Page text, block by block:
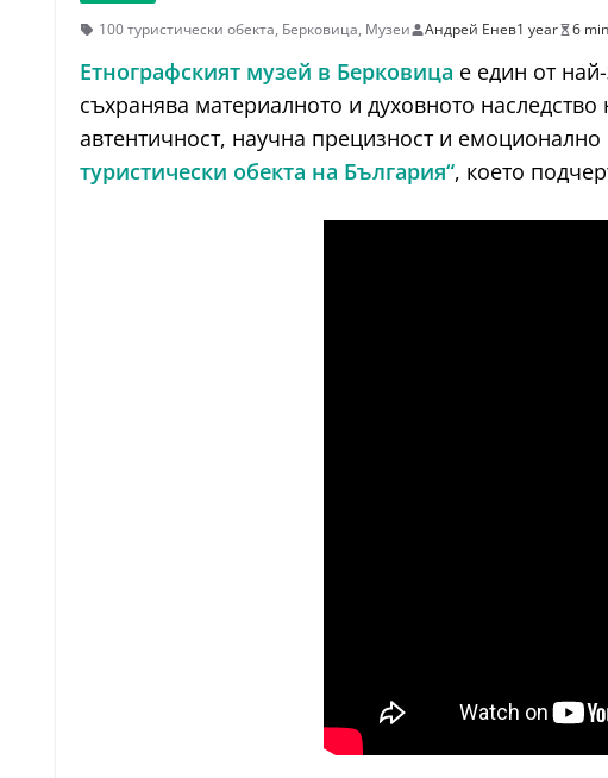
100 туристически обекта, Берковица, Музеи Андрей Енев1 year 6
Етнографският музей в Берковица е един от
съхранява материалното и духовното
автентичност, научна прецизност и
туристически обекта на България“, което